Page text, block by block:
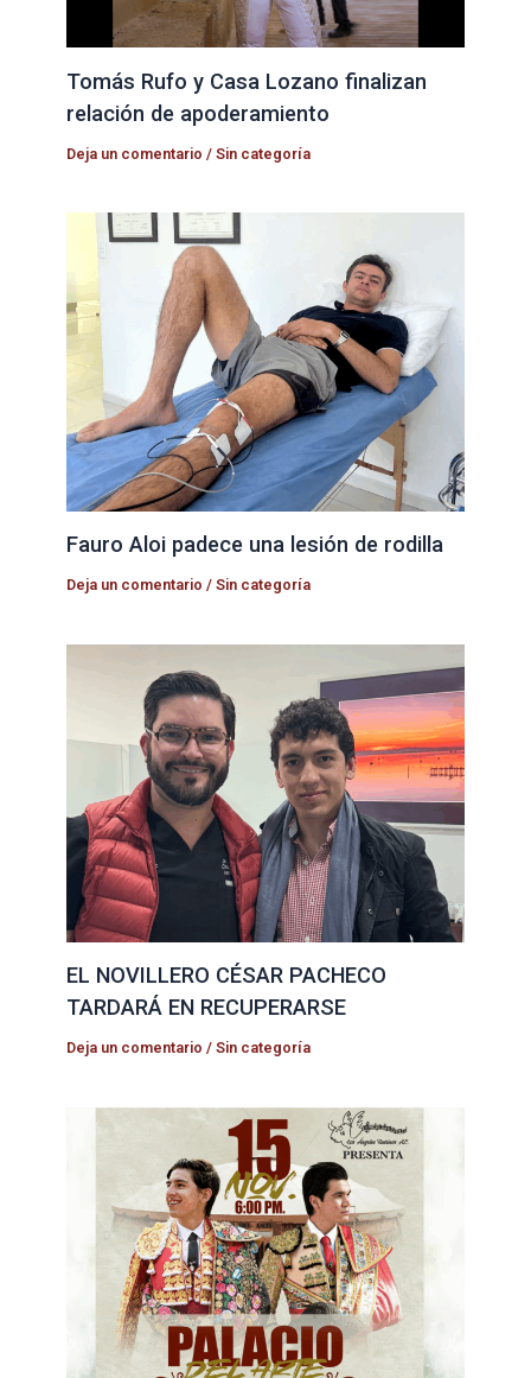
Tomás Rufo y Casa Lozano finalizan
relación de apoderamiento
Deja un comentario /Sin categoría
Fauro Aloi padece una lesión de rodilla
Deja un comentario /Sin categoría
EL NOVILLERO CÉSAR PACHECO
TARDARÁ EN RECUPERARSE
Deja un comentario /Sin categoría